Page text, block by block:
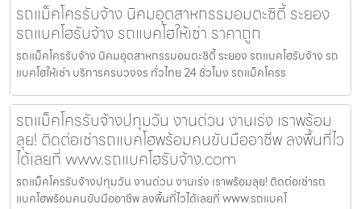
รถแม็คโครรับจ้าง นิคมอุตสาหกรรมอมตะซิตี้ ระยอง
รถแบคโฮรับจ้าง รถแบคโฮให้เช่า ราคาถูก
รถแม็คโครรับจ้าง นิคมอุตสาหกรรมอมตะซิตี้ ระยอง รถแบคโฮรับจ้าง รถ
แบคโฮให้เช่า บริการครบวงจร ทั่วไทย 24 ชั่วโมง รถแม็คโครร
รถแม็คโครรับจ้างปทุมวัน งานด่วน งานเร่ง เราพร้อม
ลุย! ติดต่อเช่ารถแบคโฮพร้อมคนขับมืออาชีพ ลงพื้นที่ไว
ได้เลยที่ www.รถแบคโฮรับจ้าง.com
รถแม็คโครรับจ้างปทุมวัน งานด่วน งานเร่ง เราพร้อมลุย! ติดต่อเช่ารถ
แบคโฮพร้อมคนขับมืออาชีพ ลงพื้นที่ไวได้เลยที่ www.รถแบคโ